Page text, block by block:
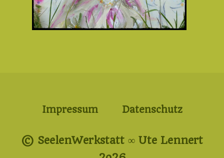
Impressum Datenschutz
© SeelenWerkstatt ∞ Ute Lennert